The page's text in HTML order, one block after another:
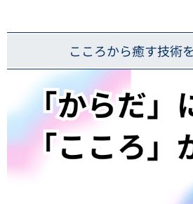
こころから癒す技術